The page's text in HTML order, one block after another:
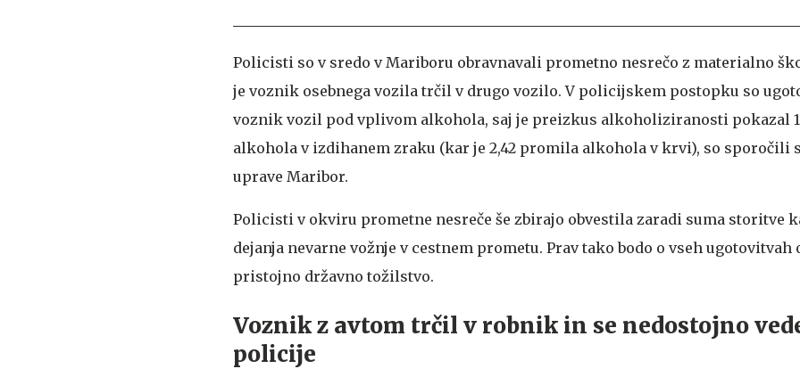
Policisti so v sredo v Mariboru obravnavali prometno nesrečo z materialno
je voznik osebnega vozila trčil v drugo vozilo. V policijskem postopku so
voznik vozil pod vplivom alkohola, saj je preizkus alkoholiziranosti pokazal
alkohola v izdihanem zraku (kar je 2,42 promila alkohola v krvi), so sporočili
uprave Maribor.
Policisti v okviru prometne nesreče še zbirajo obvestila zaradi suma storitve
dejanja nevarne vožnje v cestnem prometu. Prav tako bodo o vseh ugotovitvah
pristojno državno tožilstvo.
Voznik z avtom trčil v robnik in se nedostojno
policije